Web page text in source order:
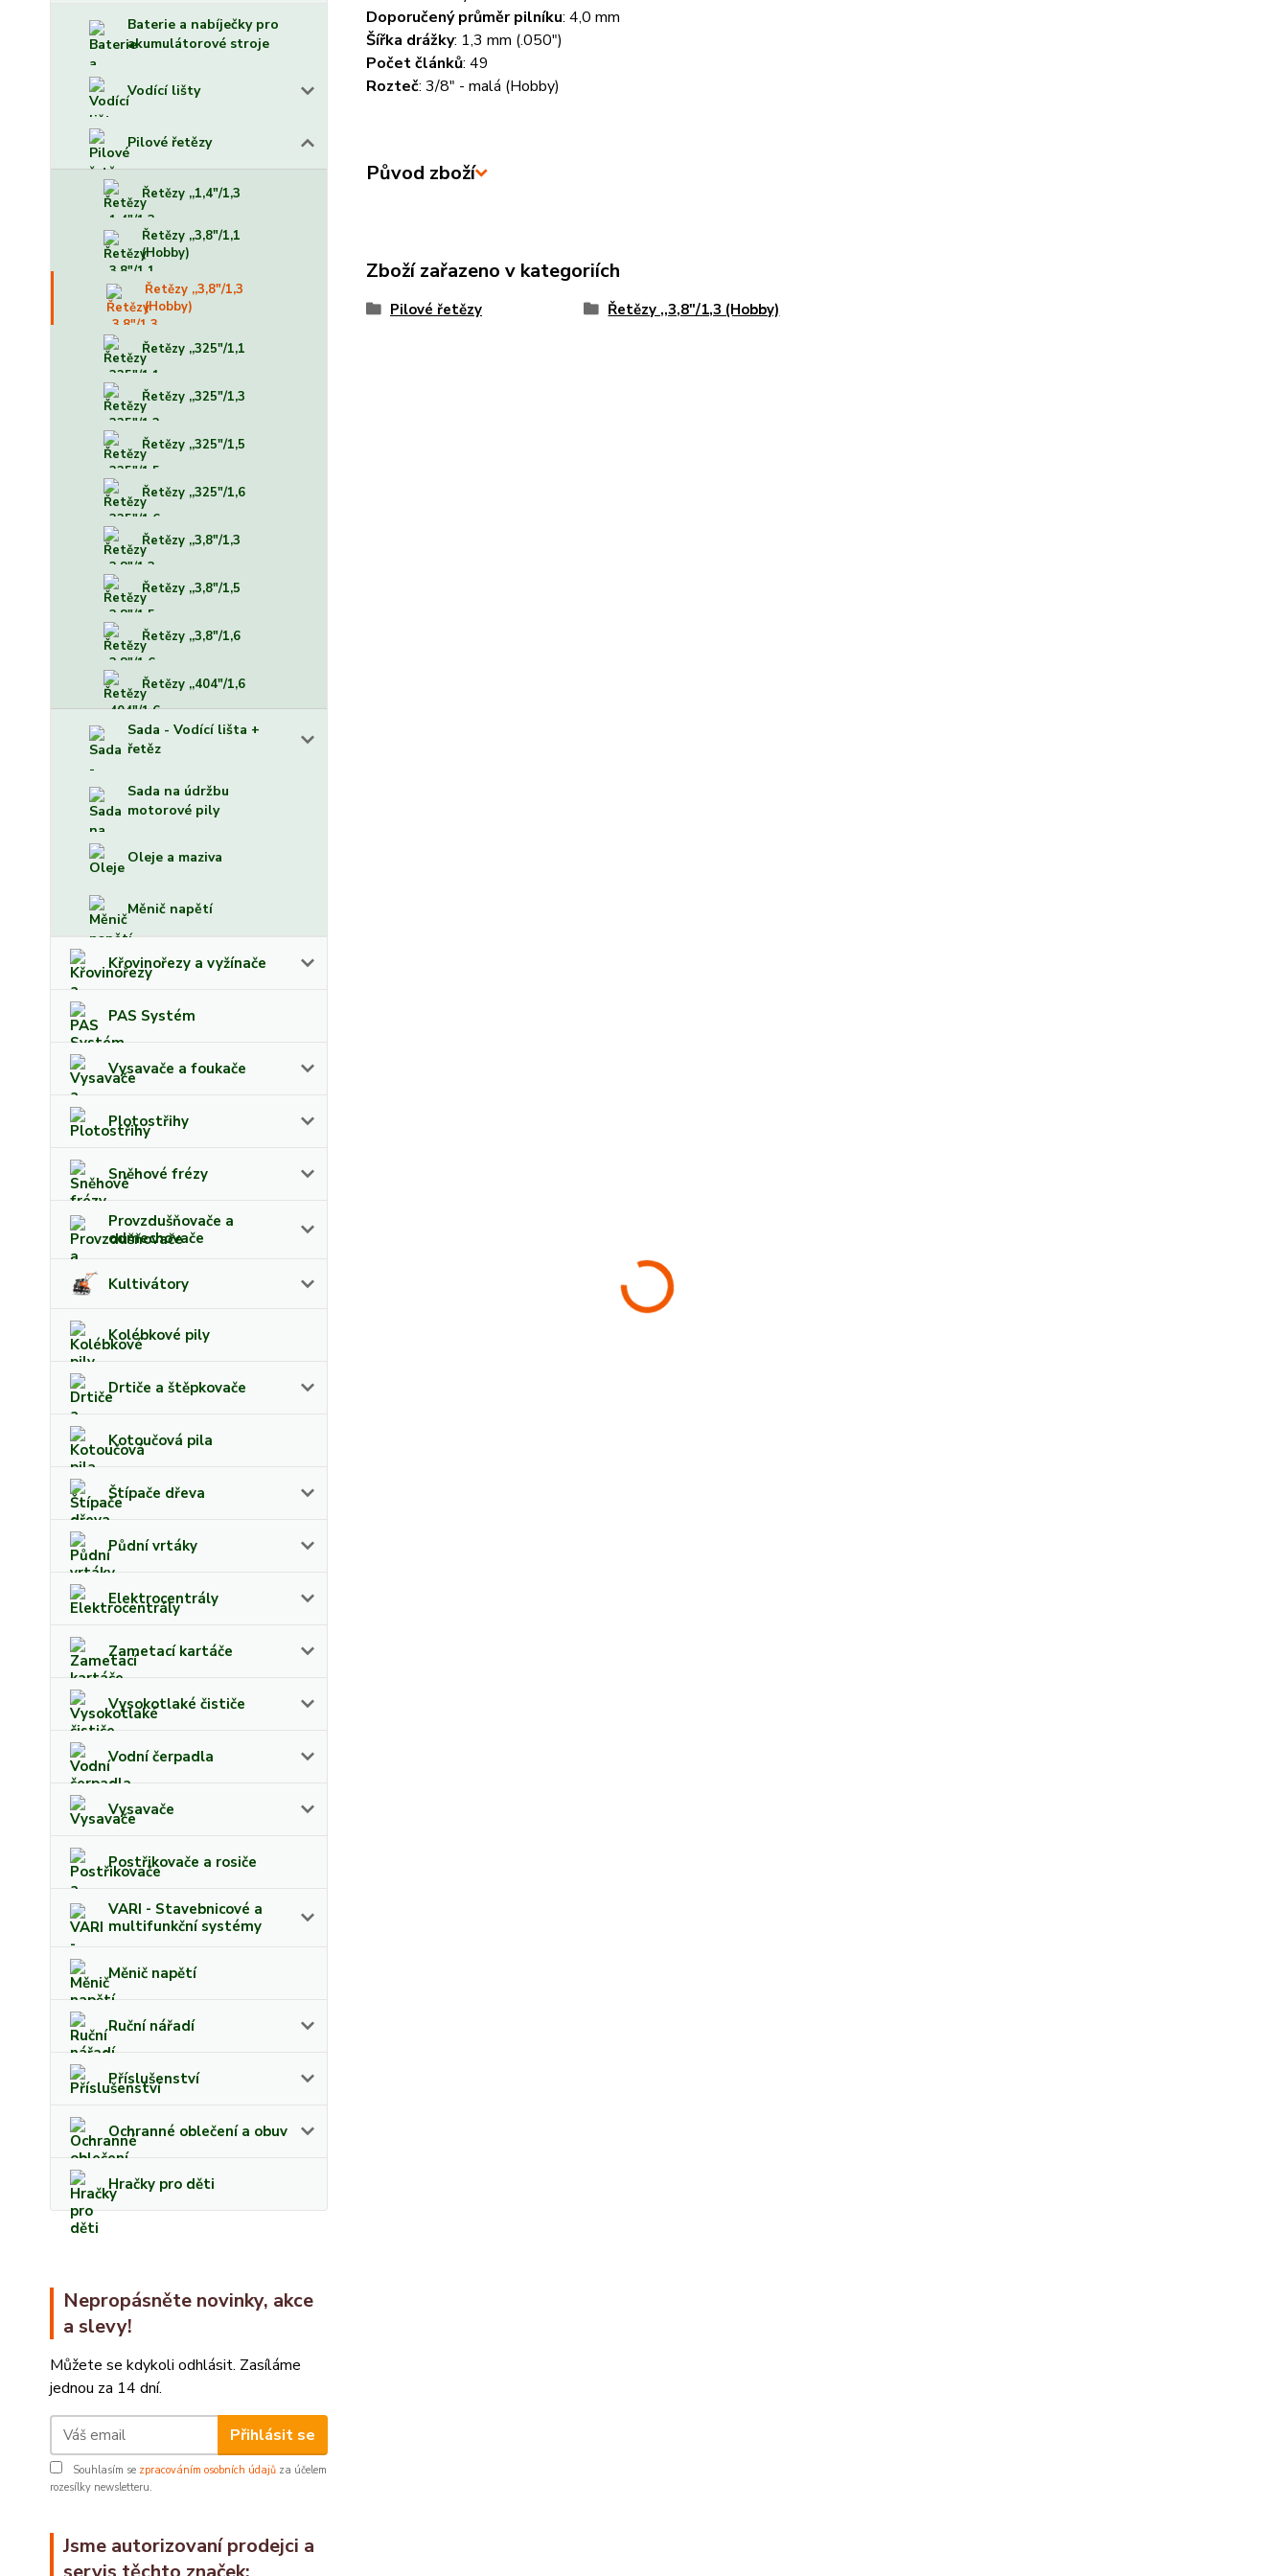
Baterie a nabíječky pro
akumulátorové stroje
Vodící lišty
Pilové řetězy
Řetězy ,,1,4"/1,3
Řetězy ,,3,8"/1,1
(Hobby)
Řetězy ,,3,8"/1,3
(Hobby)
Řetězy ,,325"/1,1
Řetězy ,,325"/1,3
Řetězy ,,325"/1,5
Řetězy ,,325"/1,6
Řetězy ,,3,8"/1,3
Řetězy ,,3,8"/1,5
Řetězy ,,3,8"/1,6
Řetězy ,,404"/1,6
Sada - Vodící lišta +
řetěz
Sada na údržbu
motorové pily
Oleje a maziva
Měnič napětí
Křovinořezy a vyžínače
PAS Systém
Vysavače a foukače
Plotostřihy
Sněhové frézy
Provzdušňovače a
odmechovače
Kultivátory
Kolébkové pily
Drtiče a štěpkovače
Kotoučová pila
Štípače dřeva
Půdní vrtáky
Elektrocentrály
Zametací kartáče
Vysokotlaké čističe
Vodní čerpadla
Vysavače
Postřikovače a rosiče
VARI - Stavebnicové a
multifunkční systémy
Měnič napětí
Ruční nářadí
Příslušenství
Ochranné oblečení a obuv
Hračky pro děti
Nepropásněte novinky, akce
a slevy!
Můžete se kdykoli odhlásit. Zasíláme
jednou za 14 dní.
Přihlásit se
Souhlasím se zpracováním osobních údajů za účelem
rozesílky newsletteru.
Jsme autorizovaní prodejci a
Doporučený průměr pilníku: 4,0 mm
Šířka drážky: 1,3 mm (.050")
Počet článků: 49
Rozteč: 3/8" - malá (Hobby)
Původ zboží
Zboží zařazeno v kategoriích
Pilové řetězy Řetězy ,,3,8"/1,3 (Hobby)